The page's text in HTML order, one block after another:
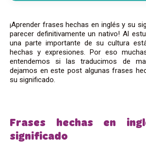
¡Aprender frases hechas en inglés y su
parecer definitivamente un nativo! Al
una parte importante de su cultura
hechas y expresiones. Por eso
entendemos si las traducimos de
dejamos en este post algunas frases
su significado.
Frases hechas en
significado